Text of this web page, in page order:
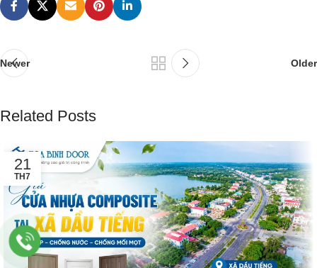
Newer Older
Related Posts
21
TH7